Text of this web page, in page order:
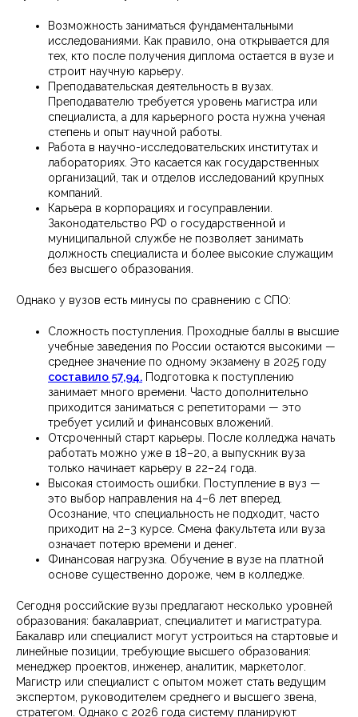
Возможность заниматься фундаментальными
исследованиями. Как правило, она открывается для
тех, кто после получения диплома остается в вузе и
строит научную карьеру.
Преподавательская деятельность в вузах.
Преподавателю требуется уровень магистра или
специалиста, а для карьерного роста нужна ученая
степень и опыт научной работы.
Работа в научно-исследовательских институтах и
лабораториях. Это касается как государственных
организаций, так и отделов исследований крупных
компаний.
Карьера в корпорациях и госуправлении.
Законодательство РФ о государственной и
муниципальной службе не позволяет занимать
должность специалиста и более высокие служащим
без высшего образования.
Однако у вузов есть минусы по сравнению с СПО:
Сложность поступления. Проходные баллы в высшие
учебные заведения по России остаются высокими —
среднее значение по одному экзамену в 2025 году
составило 57,94. Подготовка к поступлению
занимает много времени. Часто дополнительно
приходится заниматься с репетиторами — это
требует усилий и финансовых вложений.
Отсроченный старт карьеры. После колледжа начать
работать можно уже в 18–20, а выпускник вуза
только начинает карьеру в 22–24 года.
Высокая стоимость ошибки. Поступление в вуз —
это выбор направления на 4–6 лет вперед.
Осознание, что специальность не подходит, часто
приходит на 2–3 курсе. Смена факультета или вуза
означает потерю времени и денег.
Финансовая нагрузка. Обучение в вузе на платной
основе существенно дороже, чем в колледже.
Сегодня российские вузы предлагают несколько уровней
образования: бакалавриат, специалитет и магистратура.
Бакалавр или специалист могут устроиться на стартовые и
линейные позиции, требующие высшего образования:
менеджер проектов, инженер, аналитик, маркетолог.
Магистр или специалист с опытом может стать ведущим
экспертом, руководителем среднего и высшего звена,
стратегом. Однако с 2026 года систему планируют